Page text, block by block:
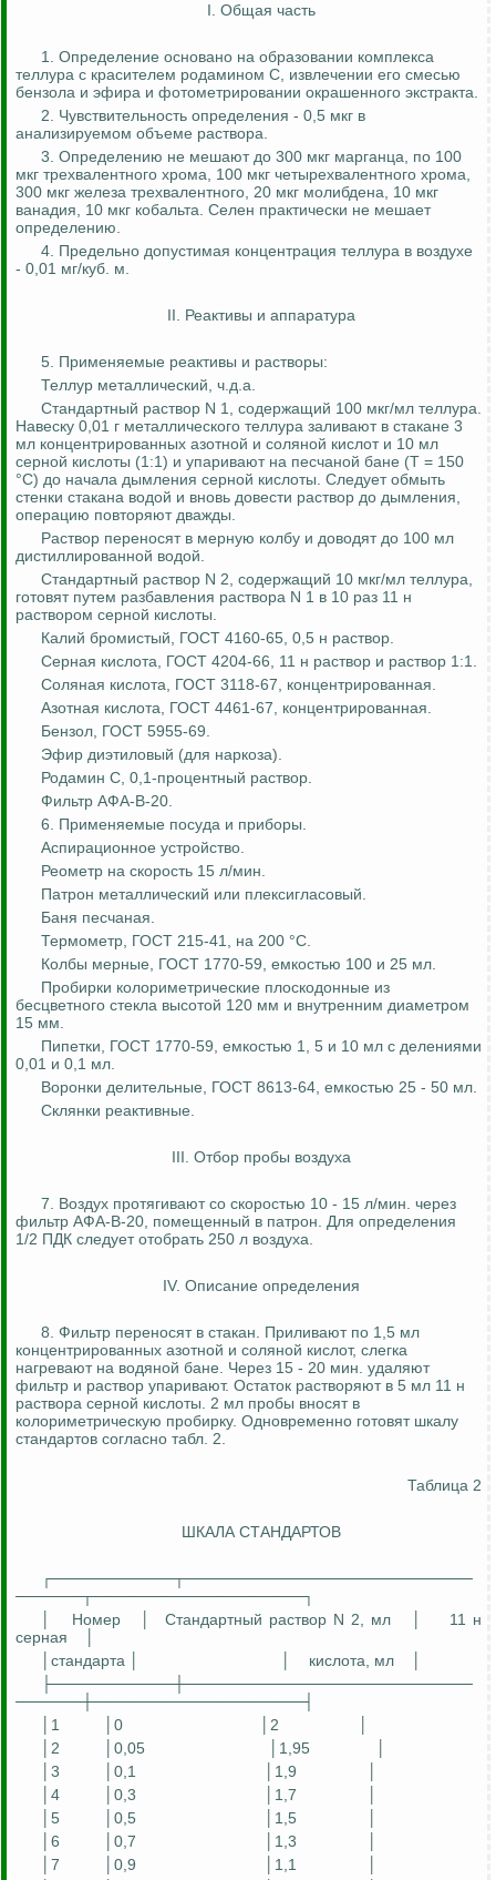
I. Общая часть
1. Определение основано на образовании комплекса
теллура с красителем родамином С, извлечении его смесью
бензола и эфира и фотометрировании окрашенного экстракта.
2. Чувствительность определения - 0,5 мкг в
анализируемом объеме раствора.
3. Определению не мешают до 300 мкг марганца, по 100
мкг трехвалентного хрома, 100 мкг четырехвалентного хрома,
300 мкг железа трехвалентного, 20 мкг молибдена, 10 мкг
ванадия, 10 мкг кобальта. Селен практически не мешает
определению.
4. Предельно допустимая концентрация теллура в воздухе
- 0,01 мг/куб. м.
II. Реактивы и аппаратура
5. Применяемые реактивы и растворы:
Теллур металлический, ч.д.а.
Стандартный раствор N 1, содержащий 100 мкг/мл теллура.
Навеску 0,01 г металлического теллура заливают в стакане 3
мл концентрированных азотной и соляной кислот и 10 мл
серной кислоты (1:1) и упаривают на песчаной бане (Т = 150
°С) до начала дымления серной кислоты. Следует обмыть
стенки стакана водой и вновь довести раствор до дымления,
операцию повторяют дважды.
Раствор переносят в мерную колбу и доводят до 100 мл
дистиллированной водой.
Стандартный раствор N 2, содержащий 10 мкг/мл теллура,
готовят путем разбавления раствора N 1 в 10 раз 11 н
раствором серной кислоты.
Калий бромистый, ГОСТ 4160-65, 0,5 н раствор.
Серная кислота, ГОСТ 4204-66, 11 н раствор и раствор 1:1.
Соляная кислота, ГОСТ 3118-67, концентрированная.
Азотная кислота, ГОСТ 4461-67, концентрированная.
Бензол, ГОСТ 5955-69.
Эфир диэтиловый (для наркоза).
Родамин С, 0,1-процентный раствор.
Фильтр АФА-В-20.
6. Применяемые посуда и приборы.
Аспирационное устройство.
Реометр на скорость 15 л/мин.
Патрон металлический или плексигласовый.
Баня песчаная.
Термометр, ГОСТ 215-41, на 200 °С.
Колбы мерные, ГОСТ 1770-59, емкостью 100 и 25 мл.
Пробирки колориметрические плоскодонные из
бесцветного стекла высотой 120 мм и внутренним диаметром
15 мм.
Пипетки, ГОСТ 1770-59, емкостью 1, 5 и 10 мл с делениями
0,01 и 0,1 мл.
Воронки делительные, ГОСТ 8613-64, емкостью 25 - 50 мл.
Склянки реактивные.
III. Отбор пробы воздуха
7. Воздух протягивают со скоростью 10 - 15 л/мин. через
фильтр АФА-В-20, помещенный в патрон. Для определения
1/2 ПДК следует отобрать 250 л воздуха.
IV. Описание определения
8. Фильтр переносят в стакан. Приливают по 1,5 мл
концентрированных азотной и соляной кислот, слегка
нагревают на водяной бане. Через 15 - 20 мин. удаляют
фильтр и раствор упаривают. Остаток растворяют в 5 мл 11 н
раствора серной кислоты. 2 мл пробы вносят в
колориметрическую пробирку. Одновременно готовят шкалу
стандартов согласно табл. 2.
Таблица 2
ШКАЛА СТАНДАРТОВ
┌───────────┬──────────────────────────
──────┬───────────────────┐
Номер Стандартный раствор N 2, мл
11 н
серная
│стандарта │
кислота, мл
├───────────┼──────────────────────────
──────┼───────────────────┤
│1
│0 │2
│2
│0,05 │1,95
│3
│0,1 │1,9
│4
│0,3 │1,7
│5
│0,5 │1,5
│6
│0,7 │1,3
│7
│0,9 │1,1